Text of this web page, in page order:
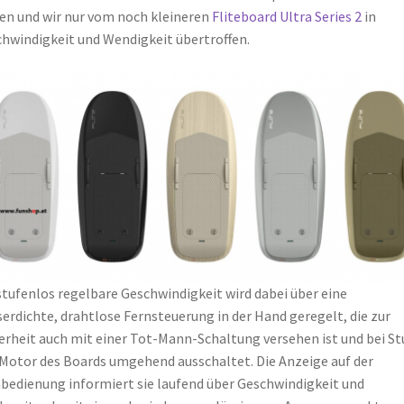
und wir nur vom noch kleineren Fliteboard Ultra Series 2in
und Wendigkeit übertroffen.
regelbare Geschwindigkeit wird dabei über eine
drahtlose Fernsteuerung in der Hand geregelt, die zur
auch mit einer Tot-Mann-Schaltung versehen ist und bei
des Boards umgehend ausschaltet. Die Anzeige auf der
informiert sie laufend über Geschwindigkeit und